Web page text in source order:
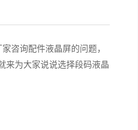
咨询配件液晶屏的问题，
来为大家说说选择段码液晶